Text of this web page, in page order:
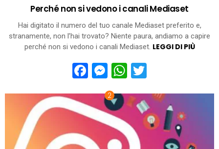
Perché non si vedono i canali Mediaset
Hai digitato il numero del tuo canale Mediaset preferito e,
stranamente, non l’hai trovato? Niente paura, andiamo a capire
perché non si vedono i canali Mediaset. LEGGI DI PIÙ
Facebook
Messenger
WhatsApp